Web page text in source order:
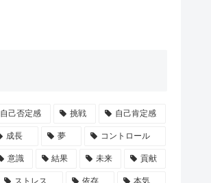
自己否定感 挑戦 自己肯定感
成長 夢 コントロール
意識 結果 未来 貢献